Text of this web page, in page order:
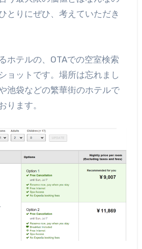
とりにぜひ、考えていただき
ホテルの、OTAでの空室検索
ョットです。場所は忘れまし
池袋などの繁華街のホテルで
ります。